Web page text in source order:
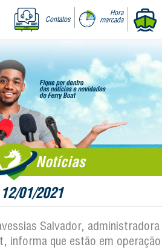
Contatos
Hora
marcada
Notícias
01/2021
Salvador,
informa que estão em